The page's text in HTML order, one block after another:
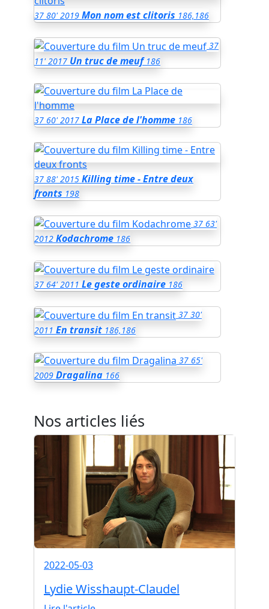
37 80' 2019 Mon nom est clitoris 186,186
37
11' 2017 Un truc de meuf 186
37 60' 2017 La Place de l'homme 186
37 88' 2015 Killing time - Entre deux
fronts 198
37 63'
2012 Kodachrome 186
37 64' 2011 Le geste ordinaire 186
37 30'
2011 En transit 186,186
37 65'
2009 Dragalina 166
Nos articles liés
2022-05-03
Lydie Wisshaupt-Claudel